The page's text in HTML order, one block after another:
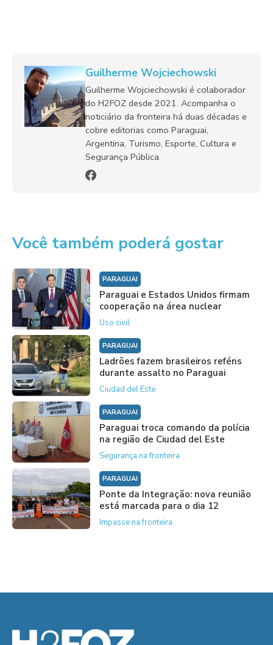
Guilherme Wojciechowski
Guilherme Wojciechowski é colaborador
do H2FOZ desde 2021. Acompanha o
noticiário da fronteira há duas décadas e
cobre editorias como Paraguai,
Argentina, Turismo, Esporte, Cultura e
Segurança Pública.
Você também poderá gostar
PARAGUAI
Paraguai e Estados Unidos firmam
cooperação na área nuclear
Uso civil
PARAGUAI
Ladrões fazem brasileiros reféns
durante assalto no Paraguai
Ciudad del Este
PARAGUAI
Paraguai troca comando da polícia
na região de Ciudad del Este
Segurança na fronteira
PARAGUAI
Ponte da Integração: nova reunião
está marcada para o dia 12
Impasse na fronteira